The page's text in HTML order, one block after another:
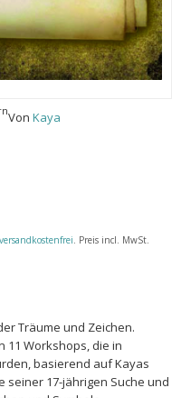
Von Kaya
. Preis incl. MwSt.
Träume und Zeichen.
11 Workshops, die in
basierend auf Kayas
17-jährigen Suche und